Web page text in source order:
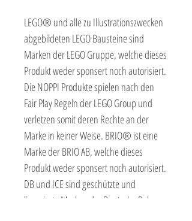
LEGO® und alle zu Illustrationszwecken
abgebildeten LEGO Bausteine sind
Marken der LEGO Gruppe, welche dieses
Produkt weder sponsert noch autorisiert.
Die NOPPI Produkte spielen nach den
Fair Play Regeln der LEGO Group und
verletzen somit deren Rechte an der
Marke in keiner Weise. BRIO® ist eine
Marke der BRIO AB, welche dieses
Produkt weder sponsert noch autorisiert.
DB und ICE sind geschützte und
lizensierte Marken der Deutsche Bahn